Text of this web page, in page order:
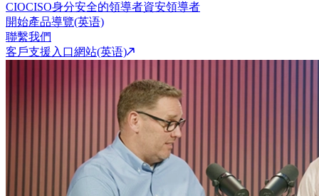
CIOCISO身分安全的領導者資安領導者
開始產品導覽(英语)
聯繫我們
客戶支援入口網站(英语)